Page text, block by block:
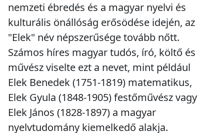
nemzeti ébredés és a magyar nyelvi és
kulturális önállóság erősödése idején, az
"Elek" név népszerűsége tovább nőtt.
Számos híres magyar tudós, író, költő és
művész viselte ezt a nevet, mint például
Elek Benedek (1751-1819) matematikus,
Elek Gyula (1848-1905) festőművész vagy
Elek János (1828-1897) a magyar
nyelvtudomány kiemelkedő alakja.